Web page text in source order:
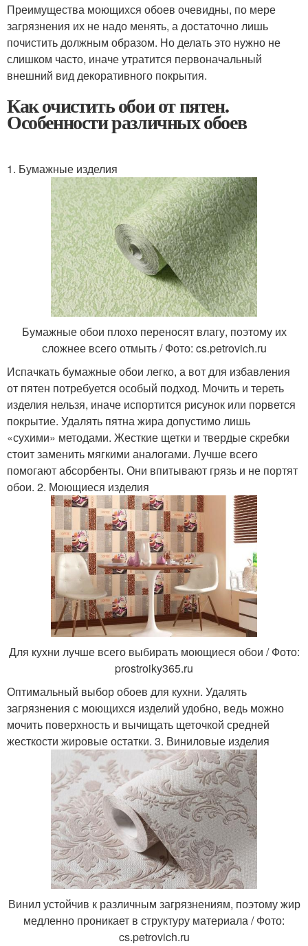
Преимущества моющихся обоев очевидны, по мере
загрязнения их не надо менять, а достаточно лишь
почистить должным образом. Но делать это нужно не
слишком часто, иначе утратится первоначальный
внешний вид декоративного покрытия.
Как очистить обои от пятен.
Особенности различных обоев
1. Бумажные изделия
Бумажные обои плохо переносят влагу, поэтому их
сложнее всего отмыть / Фото: cs.petrovich.ru
Испачкать бумажные обои легко, а вот для избавления
от пятен потребуется особый подход. Мочить и тереть
изделия нельзя, иначе испортится рисунок или порвется
покрытие. Удалять пятна жира допустимо лишь
«сухими» методами. Жесткие щетки и твердые скребки
стоит заменить мягкими аналогами. Лучше всего
помогают абсорбенты. Они впитывают грязь и не портят
обои. 2. Моющиеся изделия
Для кухни лучше всего выбирать моющиеся обои / Фото:
prostroiky365.ru
Оптимальный выбор обоев для кухни. Удалять
загрязнения с моющихся изделий удобно, ведь можно
мочить поверхность и вычищать щеточкой средней
жесткости жировые остатки. 3. Виниловые изделия
Винил устойчив к различным загрязнениям, поэтому жир
медленно проникает в структуру материала / Фото:
cs.petrovich.ru